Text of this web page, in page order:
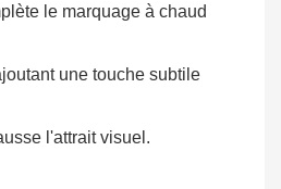
le marquage à chaud
une touche subtile
l'attrait visuel.